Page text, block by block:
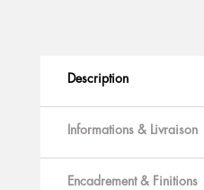
Description
Informations & Livraison
Encadrement & Finitions